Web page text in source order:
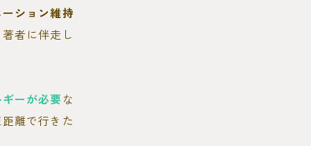
ション維持
者に伴走し
ーが必要な
離で行きた